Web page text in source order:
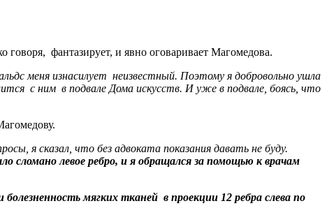
говоря, фантазирует, и явно оговаривает Магомедова.
меня изнасилует неизвестный. Поэтому я добровольно ушла
с ним в подвале Дома искусств. И уже в подвале, боясь, что
я сказал, что без адвоката показания давать не буду.
сломано левое ребро, и я обращался за помощью к врачам
болезненность мягких тканей в проекции 12 ребра слева по